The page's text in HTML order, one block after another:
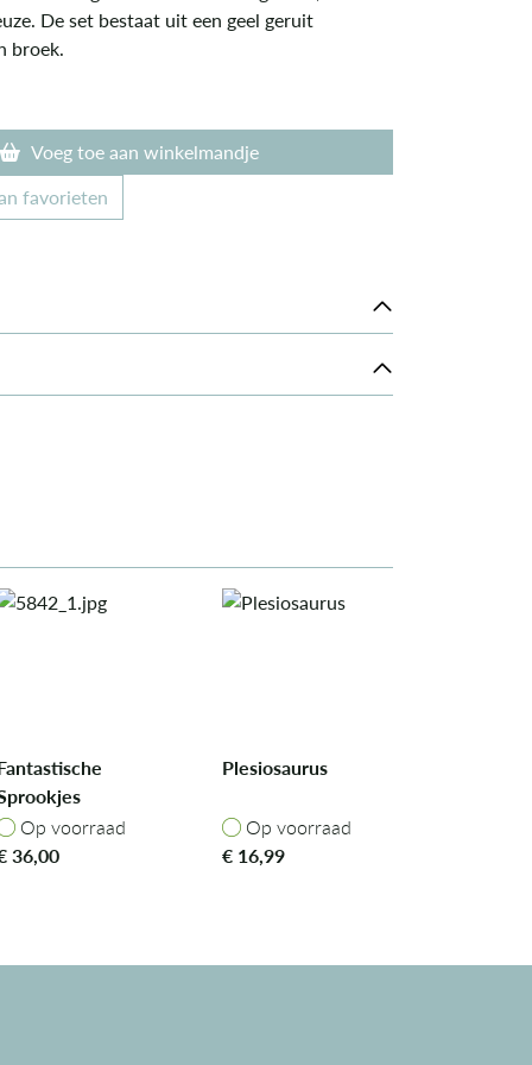
De set bestaat uit een geel geruit
broek.
Voeg toe aan winkelmandje
favorieten
Op voorraad
Op voorraad
36,00
Plesiosaurus
Op voorraad
Op voorraad
€ 16,99